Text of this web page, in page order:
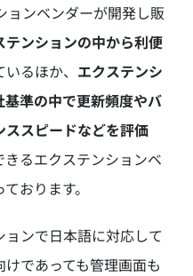
ンベンダーが開発し販
テンションの中から利便
いるほか、 エクステンシ
準の中で更新頻度やバ
スピードなどを評価
るエクステンションベ
おります。
ンで日本語に対応して
であっても管理画面も